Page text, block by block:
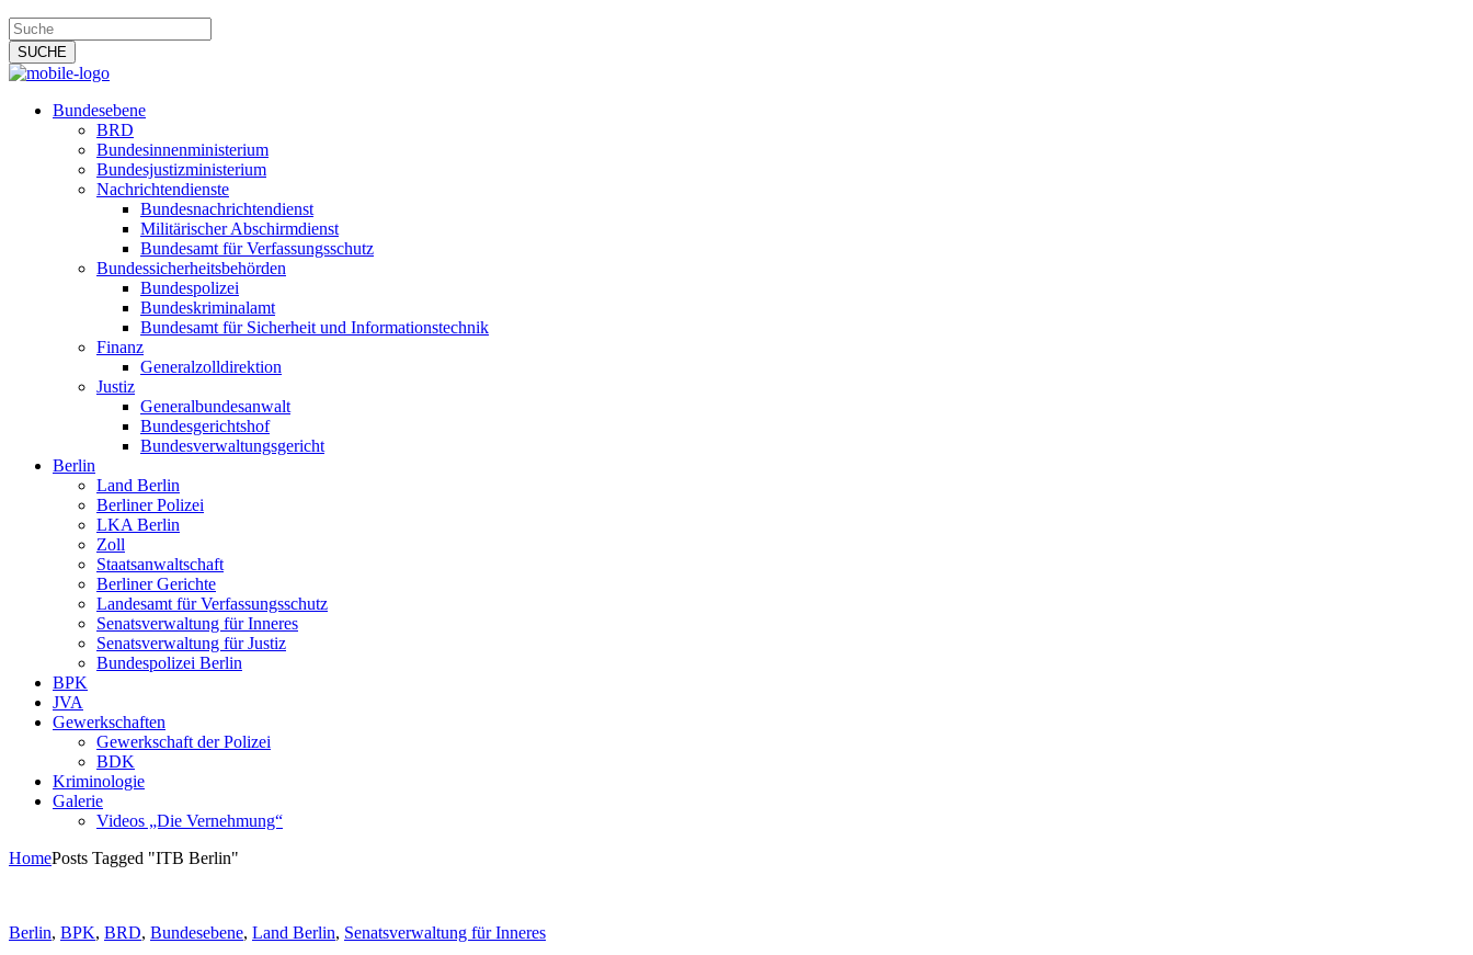
Bundesebene
BRD
Bundesinnenministerium
Bundesjustizministerium
Nachrichtendienste
Bundesnachrichtendienst
Militärischer Abschirmdienst
Bundesamt für Verfassungsschutz
Bundessicherheitsbehörden
Bundespolizei
Bundeskriminalamt
Bundesamt für Sicherheit und Informationstechnik
Finanz
Generalzolldirektion
Justiz
Generalbundesanwalt
Bundesgerichtshof
Bundesverwaltungsgericht
Berlin
Land Berlin
Berliner Polizei
LKA Berlin
Zoll
Staatsanwaltschaft
Berliner Gerichte
Landesamt für Verfassungsschutz
Senatsverwaltung für Inneres
Senatsverwaltung für Justiz
Bundespolizei Berlin
BPK
JVA
Gewerkschaften
Gewerkschaft der Polizei
BDK
Kriminologie
Galerie
Videos „Die Vernehmung“
HomePosts Tagged "ITB Berlin"
Berlin, BPK, BRD, Bundesebene, Land Berlin, Senatsverwaltung für Inneres